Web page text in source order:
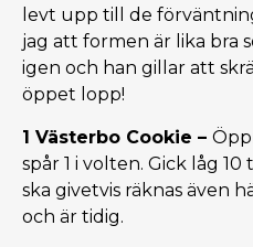
levt upp till de
jag att formen är lika bra
igen och han gillar att
öppet lopp!
1 Västerbo Cookie –
spår 1 i volten. Gick låg
ska givetvis räknas även
och är tidig.